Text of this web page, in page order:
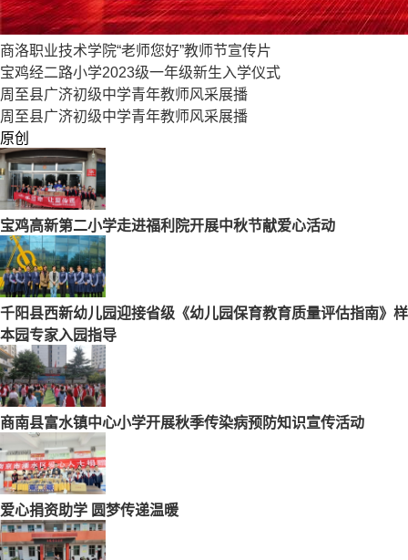
商洛职业技术学院“老师您好”教师节宣传片
宝鸡经二路小学2023级一年级新生入学仪式
周至县广济初级中学青年教师风采展播
周至县广济初级中学青年教师风采展播
原创
宝鸡高新第二小学走进福利院开展中秋节献爱心活动
千阳县西新幼儿园迎接省级《幼儿园保育教育质量评估指南》样
本园专家入园指导
商南县富水镇中心小学开展秋季传染病预防知识宣传活动
爱心捐资助学 圆梦传递温暖